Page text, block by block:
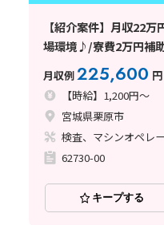
【紹介案件】月収22
場環境♪/寮費2万円補
大歓迎です★
月収例225,600 円
【時給】1,200円～
宮城県栗原市
検査、マシンオペレ
62730-00
キープする